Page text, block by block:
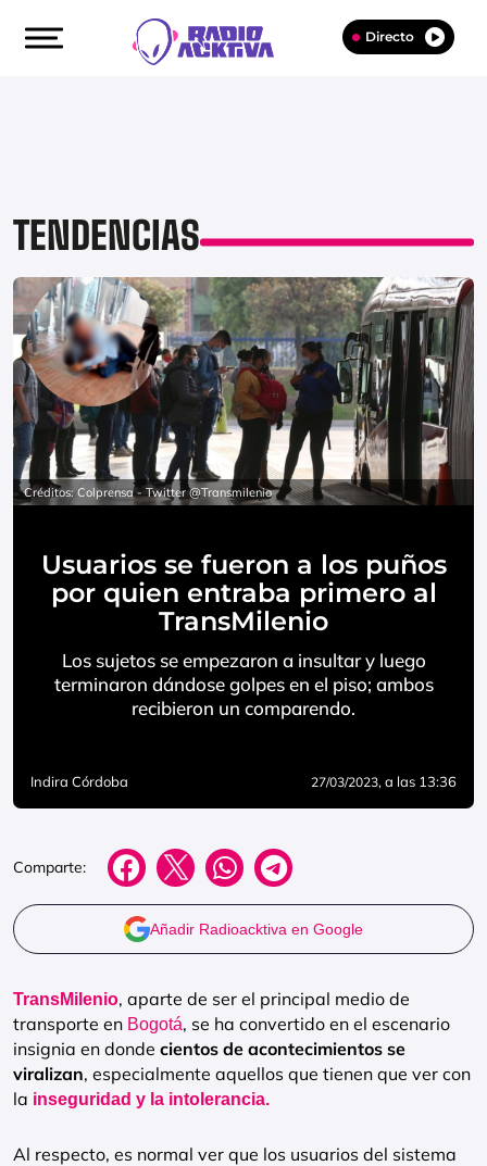
Directo
TENDENCIAS
Créditos: Colprensa - Twitter @Transmilenio
Usuarios se fueron a los puños
por quien entraba primero al
TransMilenio
Los sujetos se empezaron a insultar y luego
terminaron dándose golpes en el piso; ambos
recibieron un comparendo.
Indira Córdoba 27/03/2023, a las 13:36
Comparte:
Añadir Radioacktiva en Google
TransMilenio, aparte de ser el principal medio de
transporte en Bogotá, se ha convertido en el escenario
insignia en donde cientos de acontecimientos se
viralizan, especialmente aquellos que tienen que ver con
la inseguridad y la intolerancia.
Al respecto, es normal ver que los usuarios del sistema